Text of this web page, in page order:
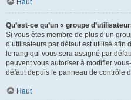
Haut
Qu’est-ce qu’un « groupe
Si vous êtes membre de plus d’un
d’utilisateurs par défaut est utilisé
le rang qui vous sera assigné par
peuvent vous autoriser à modifier
défaut depuis le panneau de contrôle
Haut